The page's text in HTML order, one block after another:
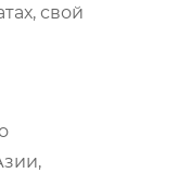
свой